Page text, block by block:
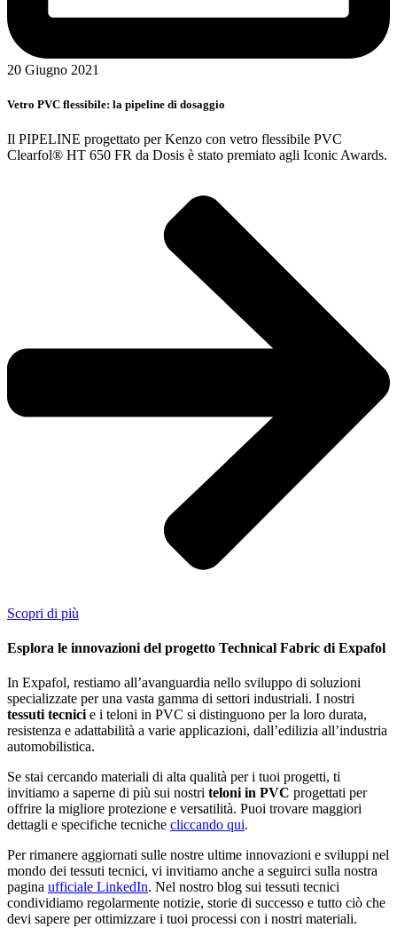
20 Giugno 2021
Vetro PVC flessibile: la pipeline di dosaggio
Il PIPELINE progettato per Kenzo con vetro flessibile PVC
Clearfol® HT 650 FR da Dosis è stato premiato agli Iconic Awards.
Scopri di più
Esplora le innovazioni del progetto Technical Fabric di Expafol
In Expafol, restiamo all’avanguardia nello sviluppo di soluzioni
specializzate per una vasta gamma di settori industriali. I nostri
tessuti tecnici e i teloni in PVC si distinguono per la loro durata,
resistenza e adattabilità a varie applicazioni, dall’edilizia all’industria
automobilistica.
Se stai cercando materiali di alta qualità per i tuoi progetti, ti
invitiamo a saperne di più sui nostri teloni in PVC progettati per
offrire la migliore protezione e versatilità. Puoi trovare maggiori
dettagli e specifiche tecniche cliccando qui.
Per rimanere aggiornati sulle nostre ultime innovazioni e sviluppi nel
mondo dei tessuti tecnici, vi invitiamo anche a seguirci sulla nostra
pagina ufficiale LinkedIn. Nel nostro blog sui tessuti tecnici
condividiamo regolarmente notizie, storie di successo e tutto ciò che
devi sapere per ottimizzare i tuoi processi con i nostri materiali.